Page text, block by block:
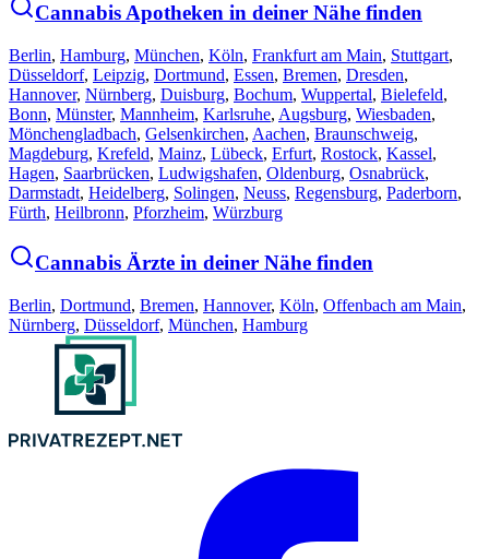
Cannabis Apotheken in deiner Nähe finden
Berlin, Hamburg, München, Köln, Frankfurt am Main, Stuttgart,
Düsseldorf, Leipzig, Dortmund, Essen, Bremen, Dresden,
Hannover, Nürnberg, Duisburg, Bochum, Wuppertal, Bielefeld,
Bonn, Münster, Mannheim, Karlsruhe, Augsburg, Wiesbaden,
Mönchengladbach, Gelsenkirchen, Aachen, Braunschweig,
Magdeburg, Krefeld, Mainz, Lübeck, Erfurt, Rostock, Kassel,
Hagen, Saarbrücken, Ludwigshafen, Oldenburg, Osnabrück,
Darmstadt, Heidelberg, Solingen, Neuss, Regensburg, Paderborn,
Fürth, Heilbronn, Pforzheim, Würzburg
Cannabis Ärzte in deiner Nähe finden
Berlin, Dortmund, Bremen, Hannover, Köln, Offenbach am Main,
Nürnberg, Düsseldorf, München, Hamburg